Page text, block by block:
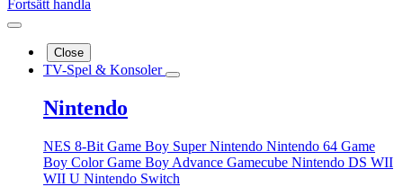
Fortsätt handla
Close
TV-Spel & Konsoler
Nintendo
NES 8-Bit Game Boy Super Nintendo Nintendo 64 Game
Boy ColorGame Boy Advance Gamecube Nintendo DS WII
WII U Nintendo Switch